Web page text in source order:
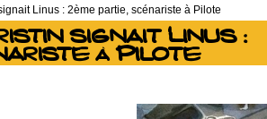
Linus : 2ème partie, scénariste à Pilote
signait Linus :
à Pilote